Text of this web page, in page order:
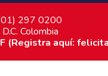
297 0200
Colombia
(Registra aquí: